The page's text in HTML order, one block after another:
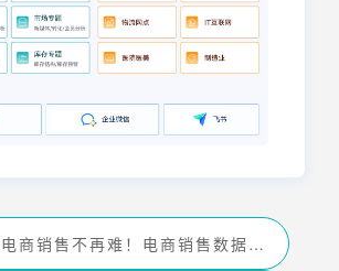
电商销售不再难！电商销售数据统计表格帮你轻松搞定——九数云